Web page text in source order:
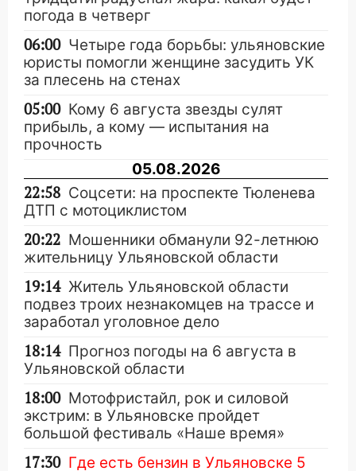
погода в четверг
06:00 Четыре года борьбы: ульяновские
юристы помогли женщине засудить УК
за плесень на стенах
05:00 Кому 6 августа звезды сулят
прибыль, а кому — испытания на
прочность
05.08.2026
22:58 Соцсети: на проспекте Тюленева
ДТП с мотоциклистом
20:22 Мошенники обманули 92-летнюю
жительницу Ульяновской области
19:14 Житель Ульяновской области
подвез троих незнакомцев на трассе и
заработал уголовное дело
18:14 Прогноз погоды на 6 августа в
Ульяновской области
18:00 Мотофристайл, рок и силовой
экстрим: в Ульяновске пройдет
большой фестиваль «Наше время»
17:30 Где есть бензин в Ульяновске 5